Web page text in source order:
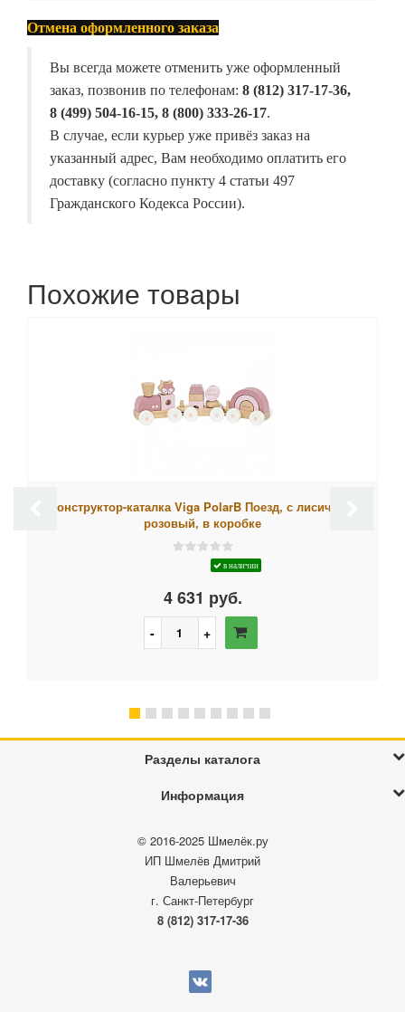
Отмена оформленного заказа
Вы всегда можете отменить уже оформленный
заказ, позвонив по телефонам: 8 (812) 317-17-36,
8 (499) 504-16-15, 8 (800) 333-26-17.
В случае, если курьер уже привёз заказ на
указанный адрес, Вам необходимо оплатить его
доставку (согласно пункту 4 статьи 497
Гражданского Кодекса России).
Похожие товары
Конструктор-каталка Viga PolarB Поезд, с лисичкой,
розовый, в коробке
в наличии
4 631 руб.
Разделы каталога
Информация
© 2016-2025 Шмелёк.ру
ИП Шмелёв Дмитрий
Валерьевич
г. Санкт-Петербург
8 (812) 317-17-36